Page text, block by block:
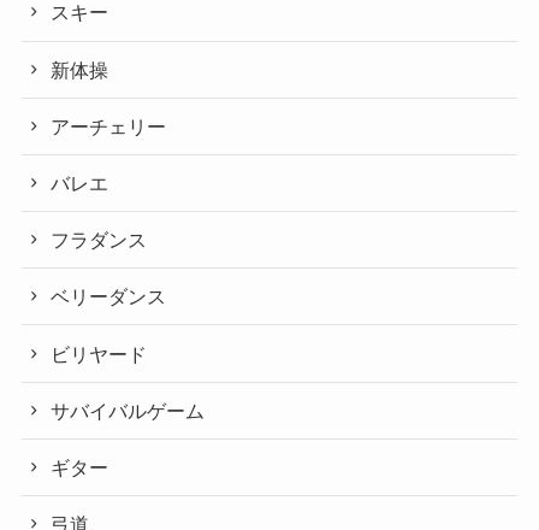
スキー
新体操
アーチェリー
バレエ
フラダンス
ベリーダンス
ビリヤード
サバイバルゲーム
ギター
弓道